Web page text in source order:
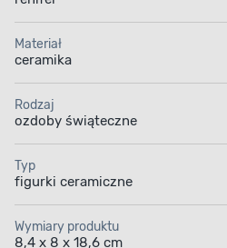
Materiał
ceramika
Rodzaj
ozdoby świąteczne
Typ
figurki ceramiczne
Wymiary produktu
8,4 x 8 x 18,6 cm